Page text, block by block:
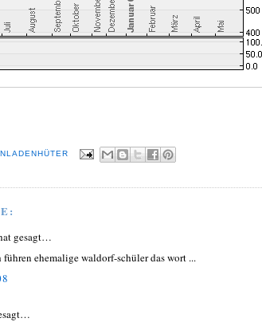
gesagt…
ehemalige waldorf-schüler das wort ...